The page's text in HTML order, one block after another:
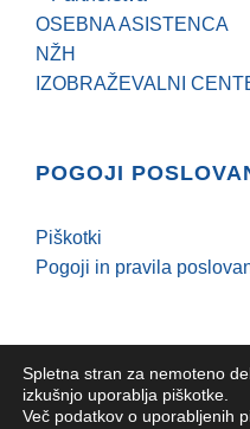
OSEBNA ASISTENCA
NŽH
IZOBRAŽEVALNI
POGOJI
Piškotki
Pogoji in pravila
Spletna stran za nemoteno
izkušnjo uporablja piškotke.
Več podatkov o uporabljenih